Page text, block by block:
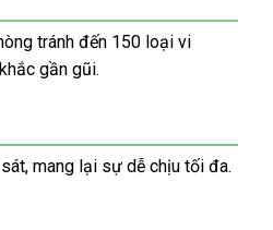
tránh đến 150 loại vi
gần gũi.
mang lại sự dễ chịu tối đa.